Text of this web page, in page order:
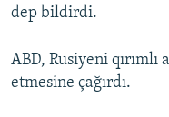
dep bildirdi.
ABD, Rusiyeni
etmesine çağırdı.